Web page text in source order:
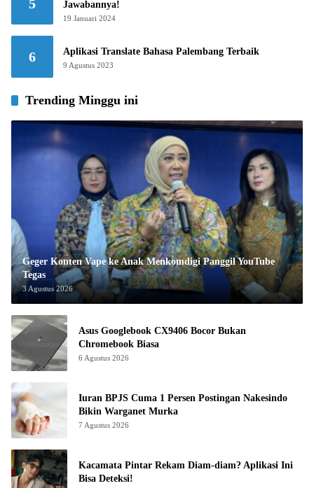
5 Jawabannya!
19 Januari 2024
6 Aplikasi Translate Bahasa Palembang Terbaik
9 Agustus 2023
Trending Minggu ini
Geger Konten Vape ke Anak Menkomdigi Panggil YouTube
Tegas
3 Agustus 2026
Asus Googlebook CX9406 Bocor Bukan
Chromebook Biasa
6 Agustus 2026
Iuran BPJS Cuma 1 Persen Postingan Nakesindo
Bikin Warganet Murka
7 Agustus 2026
Kacamata Pintar Rekam Diam-diam? Aplikasi Ini
Bisa Deteksi!